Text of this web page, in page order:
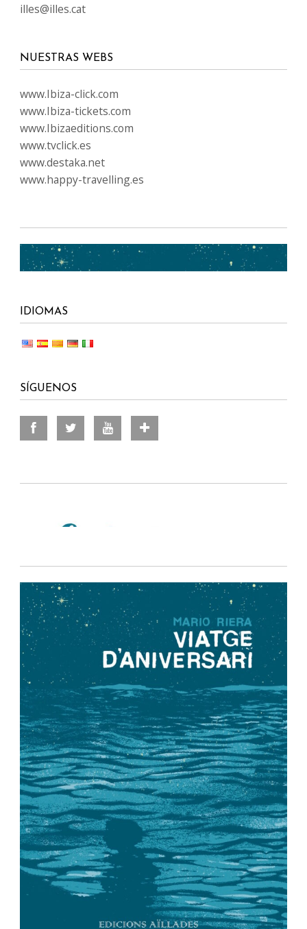
illes@illes.cat
NUESTRAS WEBS
www.Ibiza-click.com
www.Ibiza-tickets.com
www.Ibizaeditions.com
www.tvclick.es
www.destaka.net
www.happy-travelling.es
IDIOMAS
SÍGUENOS